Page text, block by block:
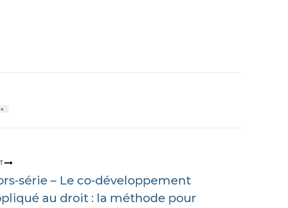
série – Le co-développement
au droit : la méthode pour